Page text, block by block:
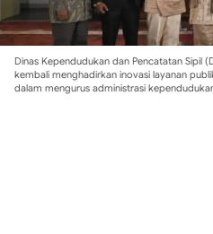
Dinas Kependudukan dan Pencatatan Sipil
kembali menghadirkan inovasi layanan
dalam mengurus administrasi